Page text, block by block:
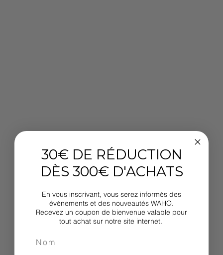
30€ DE RÉDUCTION
DÈS 300€ D'ACHATS
En vous inscrivant, vous serez informés des
événements et des nouveautés WAHO.
Recevez un coupon de bienvenue valable pour
tout achat sur notre site internet.